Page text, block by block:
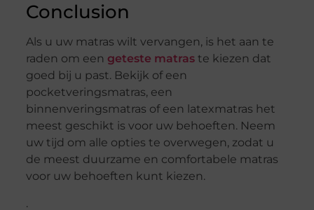
Conclusion
Als u uw matras wilt vervangen, is het aan te
raden om een geteste matraste kiezen dat
goed bij u past. Bekijk of een
pocketveringsmatras, een
binnenveringsmatras of een latexmatras het
meest geschikt is voor uw behoeften. Neem
uw tijd om alle opties te overwegen, zodat u
de meest duurzame en comfortabele matras
voor uw behoeften kunt kiezen.
.